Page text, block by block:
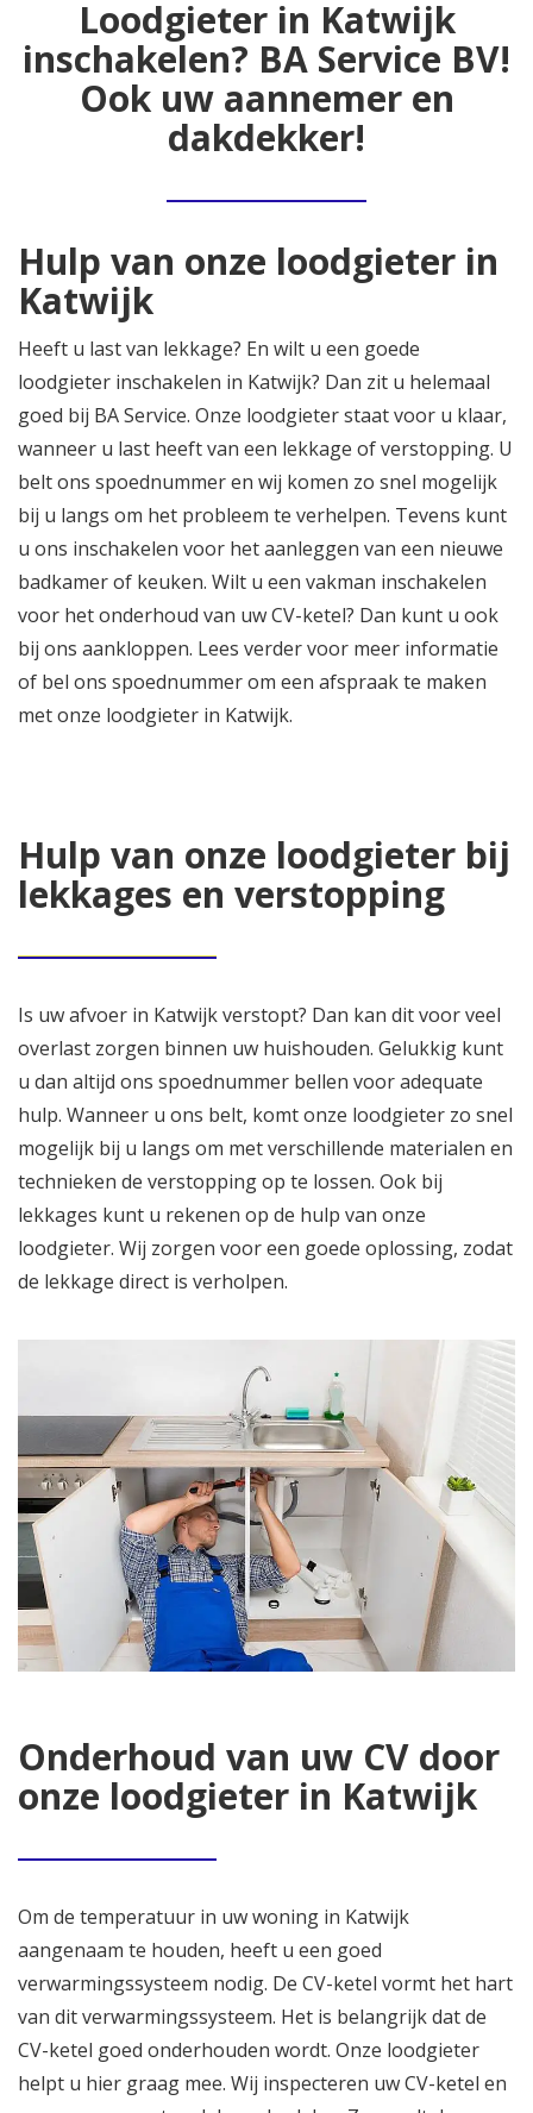
Loodgieter in Katwijk
inschakelen? BA Service BV!
Ook uw aannemer en
dakdekker!
Hulp van onze loodgieter in
Katwijk
Heeft u last van lekkage? En wilt u een goede
loodgieter inschakelen in Katwijk? Dan zit u helemaal
goed bij BA Service. Onze loodgieter staat voor u klaar,
wanneer u last heeft van een lekkage of verstopping. U
belt ons spoednummer en wij komen zo snel mogelijk
bij u langs om het probleem te verhelpen. Tevens kunt
u ons inschakelen voor het aanleggen van een nieuwe
badkamer of keuken. Wilt u een vakman inschakelen
voor het onderhoud van uw CV-ketel? Dan kunt u ook
bij ons aankloppen. Lees verder voor meer informatie
of bel ons spoednummer om een afspraak te maken
met onze loodgieter in Katwijk.
Hulp van onze loodgieter bij
lekkages en verstopping
Is uw afvoer in Katwijk verstopt? Dan kan dit voor veel
overlast zorgen binnen uw huishouden. Gelukkig kunt
u dan altijd ons spoednummer bellen voor adequate
hulp. Wanneer u ons belt, komt onze loodgieter zo snel
mogelijk bij u langs om met verschillende materialen en
technieken de verstopping op te lossen. Ook bij
lekkages kunt u rekenen op de hulp van onze
loodgieter. Wij zorgen voor een goede oplossing, zodat
de lekkage direct is verholpen.
Onderhoud van uw CV door
onze loodgieter in Katwijk
Om de temperatuur in uw woning in Katwijk
aangenaam te houden, heeft u een goed
verwarmingssysteem nodig. De CV-ketel vormt het hart
van dit verwarmingssysteem. Het is belangrijk dat de
CV-ketel goed onderhouden wordt. Onze loodgieter
helpt u hier graag mee. Wij inspecteren uw CV-ketel en